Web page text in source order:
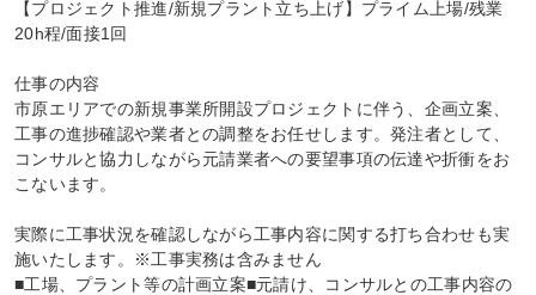
【プロジェクト推進/新規プラント立ち上げ】プライム上場/残業
20h程/面接1回
仕事の内容
市原エリアでの新規事業所開設プロジェクトに伴う、企画立案、
工事の進捗確認や業者との調整をお任せします。発注者として、
コンサルと協力しながら元請業者への要望事項の伝達や折衝をお
こないます。
実際に工事状況を確認しながら工事内容に関する打ち合わせも実
施いたします。※工事実務は含みません
■工場、プラント等の計画立案■元請け、コンサルとの工事内容の